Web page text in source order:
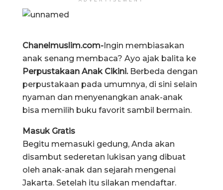
Chanelmuslim.com-Ingin membiasakan
anak senang membaca? Ayo ajak balita ke
Perpustakaan Anak Cikini.Berbeda dengan
perpustakaan pada umumnya, di sini selain
nyaman dan menyenangkan anak-anak
bisa memilih buku favorit sambil bermain.
Masuk Gratis
Begitu memasuki gedung, Anda akan
disambut sederetan lukisan yang dibuat
oleh anak-anak dan sejarah mengenai
Jakarta. Setelah itu silakan mendaftar.